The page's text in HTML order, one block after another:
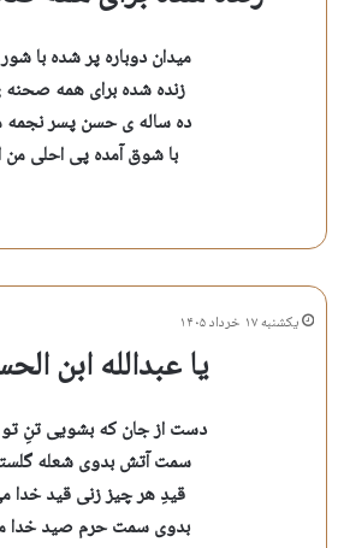
میدان دوباره پر شده با
زنده شده برای همه
ده ساله ی حسن پسر
با شوق آمده پی احلی من
یکشنبه ۱۷ خرداد ۱۴۰۵
یا عبدالله ابن
دست از جان که بشویی تنِ
سمت آتش بدوی شعله
قیدِ هر چیز زنی قید خدا
بدوی سمت حرم صید خدا